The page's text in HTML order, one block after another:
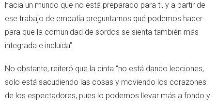
hacia un mundo que no está preparado para ti, y a partir de
ese trabajo de empatía preguntarnos qué podemos hacer
para que la comunidad de sordos se sienta también más
integrada e incluida”.
No obstante, reiteró que la cinta “no está dando lecciones,
solo está sacudiendo las cosas y moviendo los corazones
de los espectadores, pues lo podemos llevar más a fondo y